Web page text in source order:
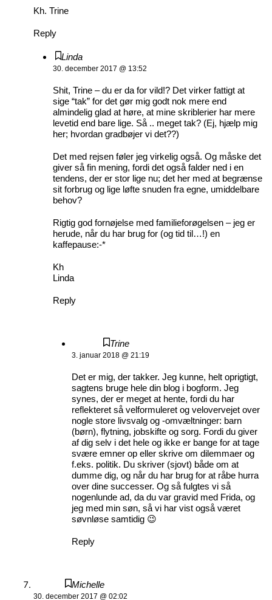
Kh. Trine
Reply
Linda
30. december 2017 @ 13:52
Shit, Trine – du er da for vild!? Det virker fattigt at
sige “tak” for det gør mig godt nok mere end
almindelig glad at høre, at mine skriblerier har mere
levetid end bare lige. Så .. meget tak? (Ej, hjælp mig
her; hvordan gradbøjer vi det??)
Det med rejsen føler jeg virkelig også. Og måske det
giver så fin mening, fordi det også falder ned i en
tendens, der er stor lige nu; det her med at begrænse
sit forbrug og lige løfte snuden fra egne, umiddelbare
behov?
Rigtig god fornøjelse med familieforøgelsen – jeg er
herude, når du har brug for (og tid til…!) en
kaffepause:-*
Kh
Linda
Reply
Trine
3. januar 2018 @ 21:19
Det er mig, der takker. Jeg kunne, helt oprigtigt,
sagtens bruge hele din blog i bogform. Jeg
synes, der er meget at hente, fordi du har
reflekteret så velformuleret og velovervejet over
nogle store livsvalg og -omvæltninger: barn
(børn), flytning, jobskifte og sorg. Fordi du giver
af dig selv i det hele og ikke er bange for at tage
svære emner op eller skrive om dilemmaer og
f.eks. politik. Du skriver (sjovt) både om at
dumme dig, og når du har brug for at råbe hurra
over dine successer. Og så fulgtes vi så
nogenlunde ad, da du var gravid med Frida, og
jeg med min søn, så vi har vist også været
søvnløse samtidig 😉
Reply
Michelle
30. december 2017 @ 02:02